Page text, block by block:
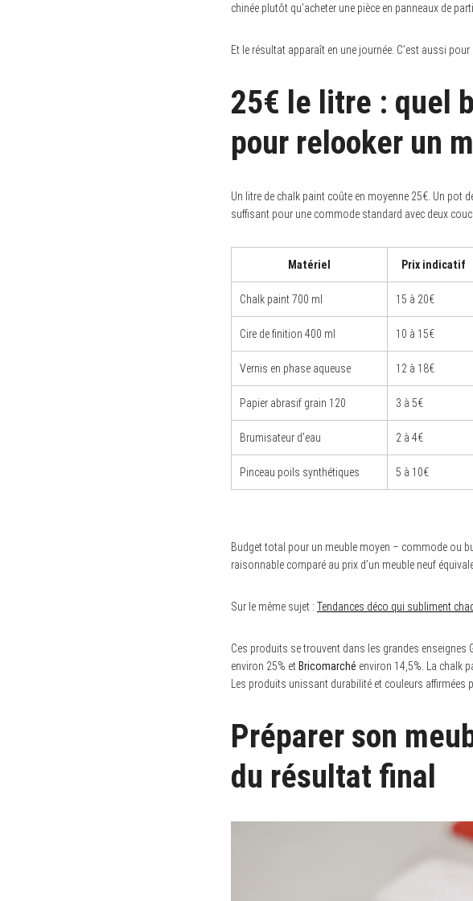
chinée plutôt qu’acheter une pièce en panneaux de
Et le résultat apparaît en une journée. C’est aussi
25€ le litre : quel
pour relooker un
Un litre de chalk paint coûte en moyenne 25€. Un pot
suffisant pour une commode standard avec deux
Matériel Prix indicatif
Chalk paint 700 ml 15 à 20€
Cire de finition 400 ml 10 à 15€
Vernis en phase aqueuse 12 à 18€
Papier abrasif grain 120 3 à 5€
Brumisateur d’eau 2 à 4€
Pinceau poils synthétiques 5 à 10€
Budget total pour un meuble moyen – commode ou
raisonnable comparé au prix d’un meuble neuf
Sur le même sujet : Tendances déco qui subliment
Ces produits se trouvent dans les grandes enseignes
environ 25% et Bricomarché environ 14,5%. La chalk
Les produits unissant durabilité et couleurs affirmées
Préparer son
du résultat final